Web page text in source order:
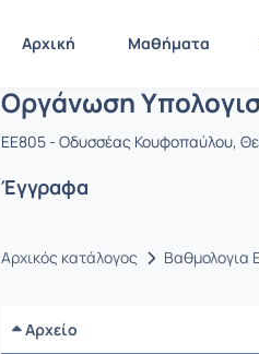
Αρχική Μαθήματα
Αρχική Σελίδα Οργάνωση
Μάθημα : Οργάνωση
Κωδικός : EE805
Οργάνωση
EE805 - Οδυσσέας Κουφοπαύλου,
Έγγραφα
Αρχικός κατάλογος Βαθμολογια
Αρχείο